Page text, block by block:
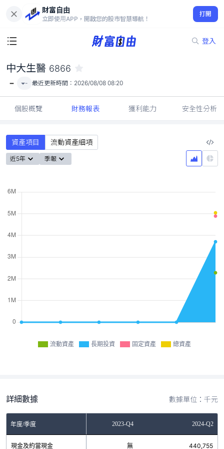
財富自由
立即使用APP，開啟您的股市智慧導航！
打開
登入
-
中大生醫 6866
- - 最近更新時間： 2026/08/08 08:20
個股概覽 財務報表 獲利能力 安全性分析
資產項目 流動資產細項
近5年 季報
流動資產 長期投資 固定資產 總資產
詳細數據 數據單位：千元
年度/季度2023-Q2 2023-Q4 2024-Q2
現金及約當現金
無 無 440,755